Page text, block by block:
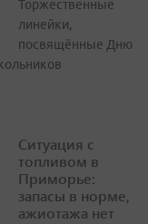
Торжественные
линейки,
посвящённые Дню
Ситуация с
топливом в
Приморье:
запасы в норме,
ажиотажа нет